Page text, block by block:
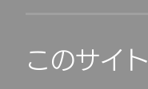
このサイ